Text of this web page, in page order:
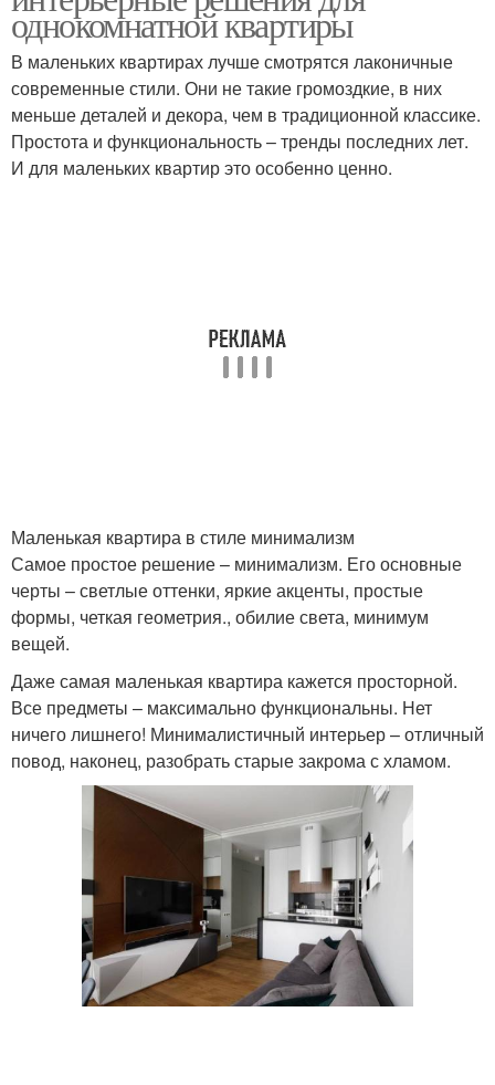
Пространство в
однокомнатной
квартире
Основные стили
Планировка для
однокомнатной
квартиры
Квартира без стен
однокомнатной квартиры
В маленьких квартирах лучше смотрятся лаконичные
современные стили. Они не такие громоздкие, в них
меньше деталей и декора, чем в традиционной классике.
Простота и функциональность – тренды последних лет.
И для маленьких квартир это особенно ценно.
Маленькая квартира в стиле минимализм
Самое простое решение – минимализм. Его основные
черты – светлые оттенки, яркие акценты, простые
формы, четкая геометрия., обилие света, минимум
вещей.
Даже самая маленькая квартира кажется просторной.
Все предметы – максимально функциональны. Нет
ничего лишнего! Минималистичный интерьер – отличный
повод, наконец, разобрать старые закрома с хламом.